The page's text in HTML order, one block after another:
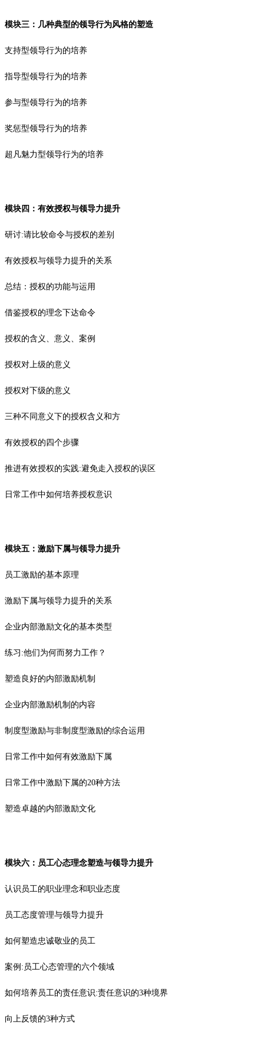
模块三：几种典型的领导行为风格的塑造
支持型领导行为的培养
指导型领导行为的培养
参与型领导行为的培养
奖惩型领导行为的培养
超凡魅力型领导行为的培养
模块四：有效授权与领导力提升
研讨:请比较命令与授权的差别
有效授权与领导力提升的关系
总结：授权的功能与运用
借鉴授权的理念下达命令
授权的含义、意义、案例
授权对上级的意义
授权对下级的意义
三种不同意义下的授权含义和方
有效授权的四个步骤
推进有效授权的实践:避免走入授权的误区
日常工作中如何培养授权意识
模块五：激励下属与领导力提升
员工激励的基本原理
激励下属与领导力提升的关系
企业内部激励文化的基本类型
练习:他们为何而努力工作？
塑造良好的内部激励机制
企业内部激励机制的内容
制度型激励与非制度型激励的综合运用
日常工作中如何有效激励下属
日常工作中激励下属的20种方法
塑造卓越的内部激励文化
模块六：员工心态理念塑造与领导力提升
认识员工的职业理念和职业态度
员工态度管理与领导力提升
如何塑造忠诚敬业的员工
案例:员工心态管理的六个领域
如何培养员工的责任意识:责任意识的3种境界
向上反馈的3种方式